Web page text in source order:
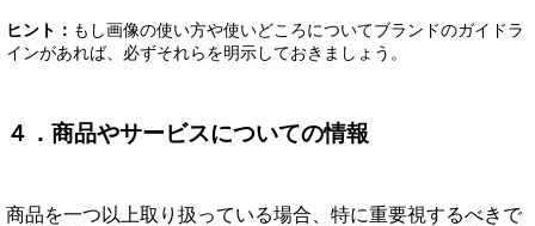
ヒント： もし画像の使い方や使いどころについてブランドのガイドラ
インがあれば、必ずそれらを明示しておきましょう。
４．商品やサービスについての情報
商品を一つ以上取り扱っている場合、特に重要視するべきで